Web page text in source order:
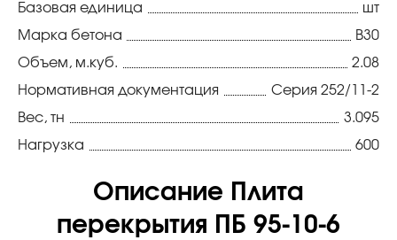
Базовая единица
шт
Марка бетона
В30
Объем, м.куб.
2.08
Нормативная документация
Серия 252/11-2
Вес, тн
3.095
Нагрузка
600
Описание Плита
перекрытия ПБ 95-10-6